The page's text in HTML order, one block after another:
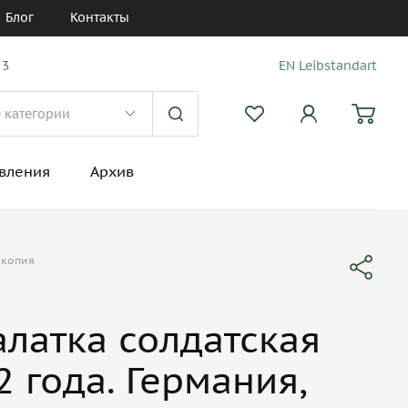
Блог Контакты
EN Leibstandart
Архив
солдатская
года. Германия,